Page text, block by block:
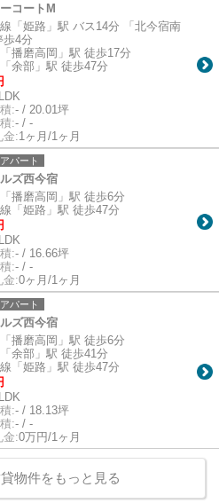
コートM
「姫路」駅 バス14分 「北今宿南
歩4分
播磨高岡」駅 徒歩17分
余部」駅 徒歩47分
:- / 20.01坪
:- / -
金:1ヶ月/1ヶ月
パート
ズ西今宿
播磨高岡」駅 徒歩6分
「姫路」駅 徒歩47分
:- / 16.66坪
:- / -
金:0ヶ月/1ヶ月
パート
ズ西今宿
播磨高岡」駅 徒歩6分
余部」駅 徒歩41分
「姫路」駅 徒歩47分
:- / 18.13坪
:- / -
金:0万円/1ヶ月
物件をもっと見る